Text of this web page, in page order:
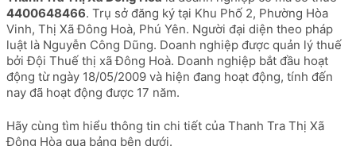
hoặc
mã
số
thuế
...
4400648466. Trụ sở đăng ký tại Khu Phố 2, Phường Hòa
Vinh, Thị Xã Đông Hoà, Phú Yên. Người đại diện theo pháp
luật là Nguyễn Công Dũng. Doanh nghiệp được quản lý thuế
bởi Đội Thuế thị xã Đông Hoà. Doanh nghiệp bắt đầu hoạt
động từ ngày 18/05/2009 và hiện đang hoạt động, tính đến
nay đã hoạt động được 17 năm.
Hãy cùng tìm hiểu thông tin chi tiết của Thanh Tra Thị Xã
Đông Hòa qua bảng bên dưới.